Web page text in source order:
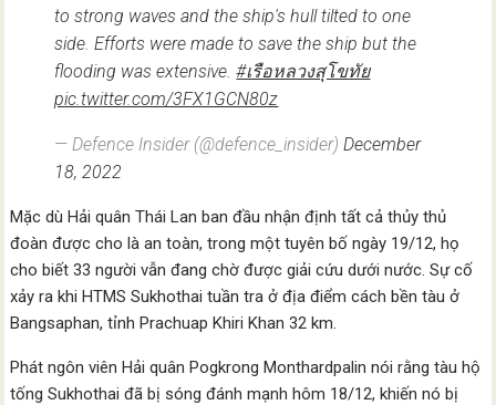
to strong waves and the ship's hull tilted to one
side. Efforts were made to save the ship but the
flooding was extensive.#เรือหลวงสุโขทัย
pic.twitter.com/3FX1GCN80z
— Defence Insider (@defence_insider)December
18, 2022
Mặc dù Hải quân Thái Lan ban đầu nhận định tất cả thủy thủ
đoàn được cho là an toàn, trong một tuyên bố ngày 19/12, họ
cho biết 33 người vẫn đang chờ được giải cứu dưới nước. Sự cố
xảy ra khi HTMS Sukhothai tuần tra ở địa điểm cách bền tàu ở
Bangsaphan, tỉnh Prachuap Khiri Khan 32 km.
Phát ngôn viên Hải quân Pogkrong Monthardpalin nói rằng tàu hộ
tống Sukhothai đã bị sóng đánh mạnh hôm 18/12, khiến nó bị